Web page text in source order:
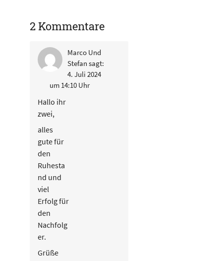
2 Kommentare
Marco Und
Stefan sagt:
4. Juli 2024
um 14:10 Uhr
Hallo ihr
zwei,
alles
gute für
den
Ruhesta
nd und
viel
Erfolg für
den
Nachfolg
er.
Grüße